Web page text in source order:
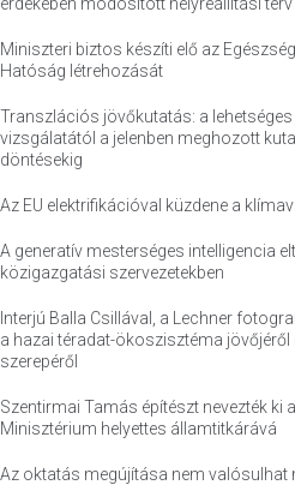
Miniszteri biztos készíti elő az
Hatóság létrehozását
Transzlációs jövőkutatás: a
vizsgálatától a jelenben meghozott
döntésekig
Az EU elektrifikációval küzdene a
A generatív mesterséges intelligencia
közigazgatási szervezetekben
Interjú Balla Csillával, a Lechner
a hazai téradat-ökoszisztéma jövőjéről
szerepéről
Szentirmai Tamás építészt nevezték ki
Minisztérium helyettes államtitkárává
Az oktatás megújítása nem valósulhat